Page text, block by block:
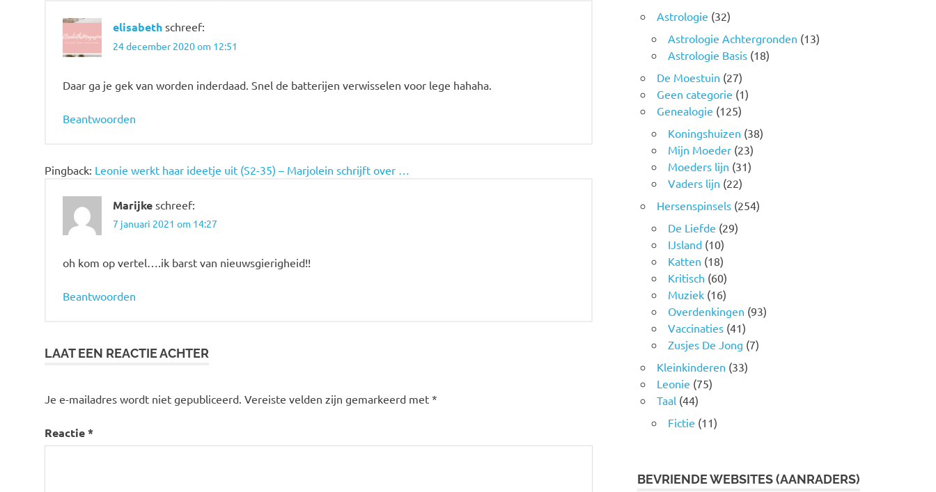
elisabeth schreef:
24 december 2020 om 12:51
Daar ga je gek van worden inderdaad. Snel de batterijen verwisselen voor lege hahaha.
Beantwoorden
Pingback: Leonie werkt haar ideetje uit (S2-35) – Marjolein schrijft over …
Marijke schreef:
7 januari 2021 om 14:27
oh kom op vertel….ik barst van nieuwsgierigheid!!
Beantwoorden
LAAT EEN REACTIE ACHTER
Je e-mailadres wordt niet gepubliceerd. Vereiste velden zijn gemarkeerd met *
Reactie*
Astrologie (32)
Astrologie Achtergronden (13)
Astrologie Basis (18)
De Moestuin (27)
Geen categorie (1)
Genealogie (125)
Koningshuizen (38)
Mijn Moeder (23)
Moeders lijn (31)
Vaders lijn (22)
Hersenspinsels (254)
De Liefde (29)
IJsland (10)
Katten (18)
Kritisch (60)
Muziek (16)
Overdenkingen (93)
Vaccinaties (41)
Zusjes De Jong (7)
Kleinkinderen (33)
Leonie (75)
Taal (44)
Fictie (11)
BEVRIENDE WEBSITES (AANRADERS)